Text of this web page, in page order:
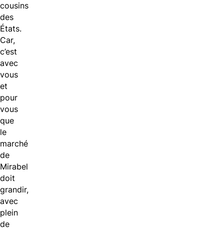
cousins
des
États.
Car,
c’est
avec
vous
et
pour
vous
que
le
marché
de
Mirabel
doit
grandir,
avec
plein
de